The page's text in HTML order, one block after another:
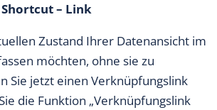
– Link
Zustand Ihrer Datenansicht im
möchten, ohne sie zu
Sie jetzt einen Verknüpfungslink
die Funktion „Verknüpfungslink